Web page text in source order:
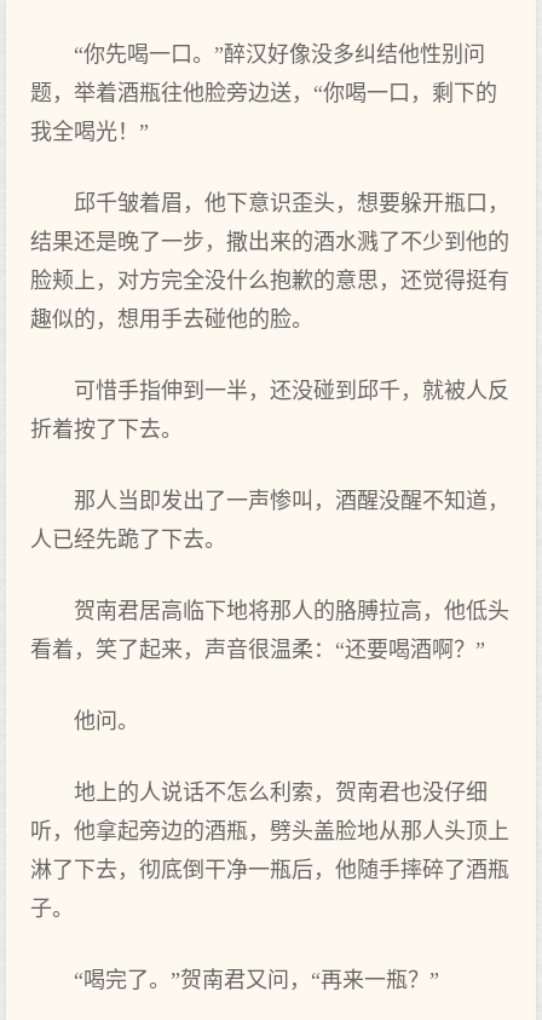
“你先喝一口。”醉汉好像没多纠结他性别问
题，举着酒瓶往他脸旁边送，“你喝一口，剩下的
我全喝光！”
邱千皱着眉，他下意识歪头，想要躲开瓶口，
结果还是晚了一步，撒出来的酒水溅了不少到他的
脸颊上，对方完全没什么抱歉的意思，还觉得挺有
趣似的，想用手去碰他的脸。
可惜手指伸到一半，还没碰到邱千，就被人反
折着按了下去。
那人当即发出了一声惨叫，酒醒没醒不知道，
人已经先跪了下去。
贺南君居高临下地将那人的胳膊拉高，他低头
看着，笑了起来，声音很温柔：“还要喝酒啊？”
他问。
地上的人说话不怎么利索，贺南君也没仔细
听，他拿起旁边的酒瓶，劈头盖脸地从那人头顶上
淋了下去，彻底倒干净一瓶后，他随手摔碎了酒瓶
子。
“喝完了。”贺南君又问，“再来一瓶？”